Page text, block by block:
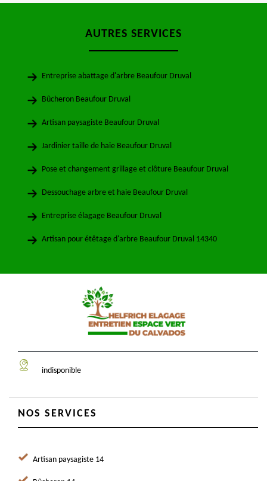
AUTRES SERVICES
Entreprise abattage d'arbre Beaufour Druval
Bûcheron Beaufour Druval
Artisan paysagiste Beaufour Druval
Jardinier taille de haie Beaufour Druval
Pose et changement grillage et clôture Beaufour Druval
Dessouchage arbre et haie Beaufour Druval
Entreprise élagage Beaufour Druval
Artisan pour étêtage d'arbre Beaufour Druval 14340
indisponible
NOS SERVICES
Artisan paysagiste 14